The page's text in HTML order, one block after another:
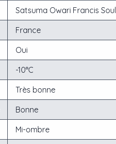
Satsuma Owari Francis
France
Oui
-10°C
Très bonne
Bonne
Mi-ombre